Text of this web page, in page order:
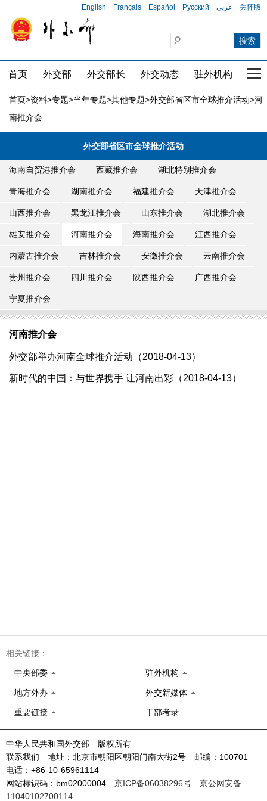
English Français Español Русский عربي 关怀版
首页 外交部 外交部长 外交动态 驻外机构 国
首页>资料>专题>当年专题>其他专题>外交部省区市全球推介活动>河
南推介会
外交部省区市全球推介活动
海南自贸港推介会 西藏推介会 湖北特别推介会
青海推介会 湖南推介会 福建推介会 天津推介会
山西推介会 黑龙江推介会 山东推介会 湖北推介会
雄安推介会 河南推介会 海南推介会 江西推介会
内蒙古推介会 吉林推介会 安徽推介会 云南推介会
贵州推介会 四川推介会 陕西推介会 广西推介会
宁夏推介会
河南推介会
外交部举办河南全球推介活动（2018-04-13）
新时代的中国：与世界携手 让河南出彩（2018-04-13）
相关链接：
中央部委 驻外机构
地方外办 外交新媒体
重要链接 干部考录
中华人民共和国外交部 版权所有
联系我们 地址：北京市朝阳区朝阳门南大街2号 邮编：100701
电话：+86-10-65961114
网站标识码：bm02000004 京ICP备06038296号
京公网安备
11040102700114